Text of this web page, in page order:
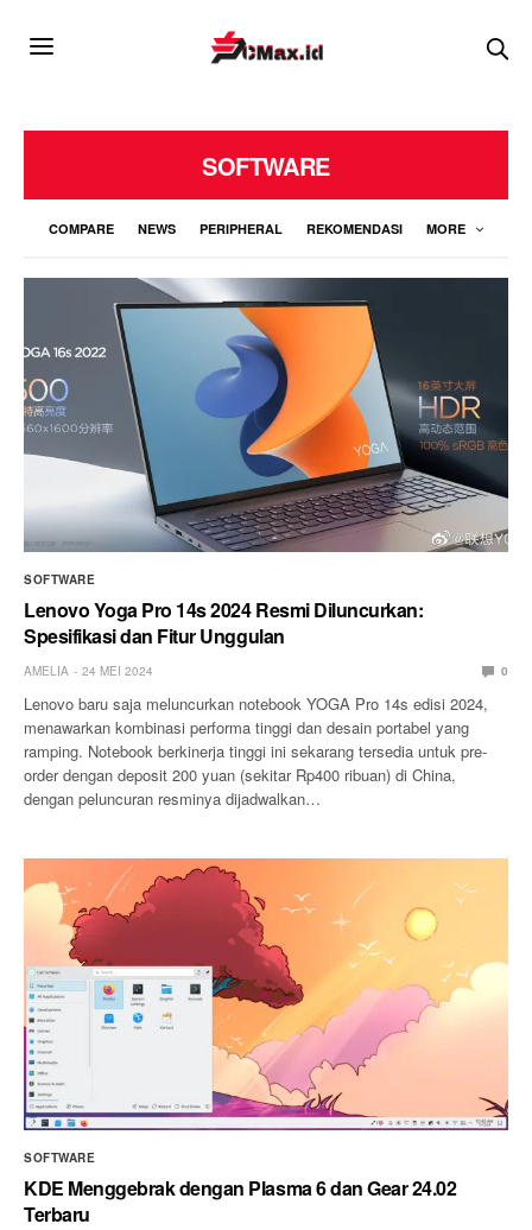
SOFTWARE
COMPARE NEWS PERIPHERAL REKOMENDASI MORE
SOFTWARE
Lenovo Yoga Pro 14s 2024 Resmi Diluncurkan:
Spesifikasi dan Fitur Unggulan
AMELIA 24 MEI 2024 0
Lenovo baru saja meluncurkan notebook YOGA Pro 14s edisi 2024,
menawarkan kombinasi performa tinggi dan desain portabel yang
ramping. Notebook berkinerja tinggi ini sekarang tersedia untuk pre-
order dengan deposit 200 yuan (sekitar Rp400 ribuan) di China,
dengan peluncuran resminya dijadwalkan…
SOFTWARE
KDE Menggebrak dengan Plasma 6 dan Gear 24.02
Terbaru